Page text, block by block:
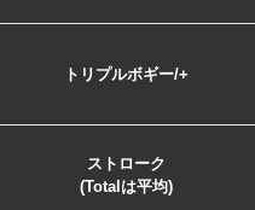
トリプルボギー/+
ストローク
(Totalは平均)